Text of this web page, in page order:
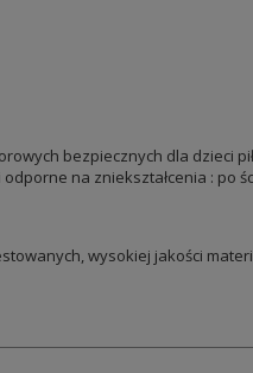
bezpiecznych dla dzieci
na zniekształcenia : po
wysokiej jakości